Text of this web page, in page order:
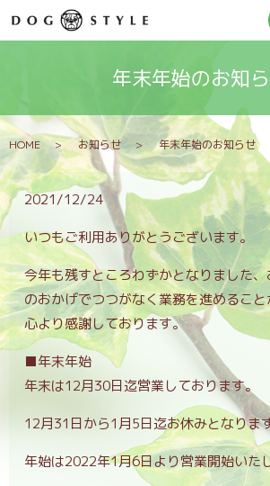
年末年始のお知
HOME お知らせ 年末年始のお知らせ
2021/12/24
いつもご利用ありがとうございます。
今年も残すところわずかとなりました
のおかげでつつがなく業務を進めるこ
心より感謝しております。
■年末年始
年末は12月30日迄営業しております。
12月31日から1月5日迄お休みとなりま
年始は2022年1月6日より営業開始いた